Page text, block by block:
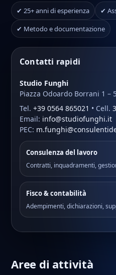
✔ 25+ anni di esperienza
✔
✔ Metodo e documentazione
Contatti rapidi
Studio Funghi
Piazza Odoardo Borrani 1 –
Tel. +39 0564 865021 • Cell.
Email: info@studiofunghi.it
PEC:
Consulenza del lavoro
Contratti, inquadramenti,
Fisco & contabilità
Adempimenti, dichiarazioni,
Aree di attività